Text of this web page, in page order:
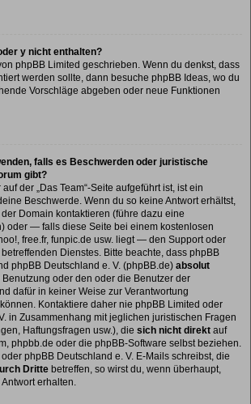
y nicht enthalten?
phpBB Limited geschrieben. Wenn du denkst, dass
werden sollte, dann besuche phpBB Ideas, wo du
Vorschläge abgeben oder neue Funktionen
falls es Beschwerden oder juristische
gibt?
der „Das Team“-Seite aufgeführt ist, ist ein
Beschwerde. Wenn du so keine Antwort erhältst,
Domain kontaktieren (führe dazu eine
oder — falls diese Seite bei einem kostenlosen
free.fr, funpic.de usw. liegt — den Support oder
Dienstes. Bitte beachte, dass phpBB
phpBB Deutschland e. V. (phpBB.de) absolut
Benutzung oder den oder die Benutzer der
dafür in keiner Weise zur Verantwortung
Kontaktiere daher nie phpBB Limited oder
in Zusammenhang mit jeglichen juristischen Fragen
Haftungsfragen usw.), die sich nicht direkt auf
phpbb.de oder die phpBB-Software selbst beziehen.
phpBB Deutschland e. V. E-Mails schreibst, die
Dritte betreffen, so wirst du, wenn überhaupt,
erhalten.